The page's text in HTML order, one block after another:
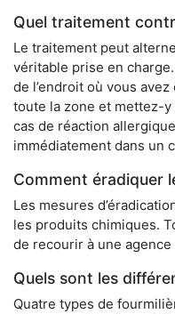
Quel traitement
Le traitement peut
véritable prise en
de l’endroit où vous
toute la zone et mettez-y
cas de réaction
immédiatement dans un
Comment éradiquer
Les mesures
les produits chimiques.
de recourir à une
Quels sont les
Quatre types de